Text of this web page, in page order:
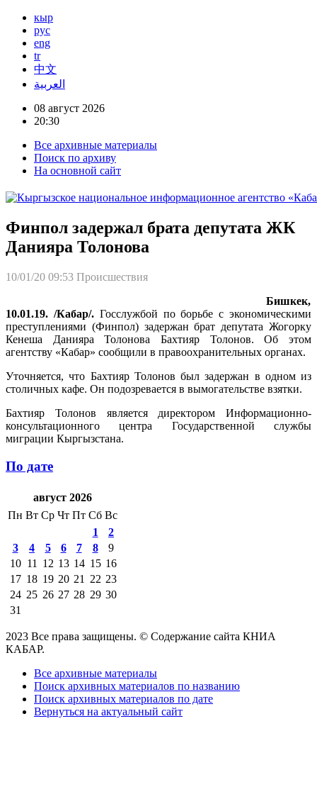
кыр
рус
eng
tr
中文
العربية
08 август 2026
20:30
Все архивные материалы
Поиск по архиву
На основной сайт
Финпол задержал брата депутата ЖК
Данияра Толонова
10/01/20 09:53 Происшествия
Бишкек,
10.01.19. /Кабар/.Госслужбой по борьбе с экономическими
преступлениями (Финпол) задержан брат депутата Жогорку
Кенеша Данияра Толонова Бахтияр Толонов. Об этом
агентству «Кабар» сообщили в правоохранительных органах.
Уточняется, что Бахтияр Толонов был задержан в одном из
столичных кафе. Он подозревается в вымогательстве взятки.
Бахтияр Толонов является директором Информационно-
консультационного центра Государственной службы
миграции Кыргызстана.
По дате
август 2026
Пн Вт Ср Чт Пт Сб Вс
1
2
3
4 5 6 7 8
9
10 11 12 13 14 15 16
17 18 19 20 21 22 23
24 25 26 27 28 29 30
31
2023 Все права защищены. © Содержание сайта КНИА
КАБАР.
Все архивные материалы
Поиск архивных материалов по названию
Поиск архивных материалов по дате
Вернуться на актуальный сайт